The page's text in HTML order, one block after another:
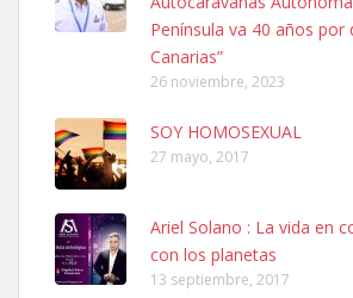
El día 5 se los perdió una ninfa papillera,
calle, se perdió por la zon...
Leales.org » Gran Canaria | 6.7.2025
Adopcion
Península va 40 años por
Canarias”
26 noviembre, 2023
SOY HOMOSEXUAL
27 mayo, 2017
Ariel Solano : La vida en
con los planetas
13 septiembre, 2017